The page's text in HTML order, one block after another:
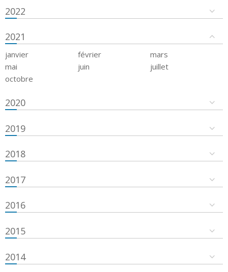
2022
2021
janvier février
mars
mai
juin
juillet
octobre
2020
2019
2018
2017
2016
2015
2014